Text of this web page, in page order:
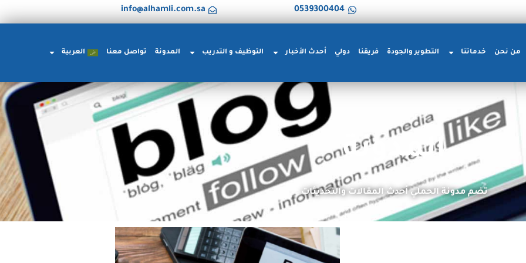
0539300404
info@alhamli.com.sa
من نحن خدماتنا التطوير والجودة فريقنا دولي أحدث الأخبار التوظيف و التدريب المدونة تواصل معنا العربية
المدونة
تضم مدونة الحملي أحدث المقالات والتحديثات